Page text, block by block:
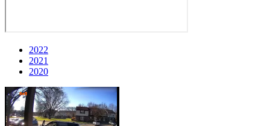
2022
2021
2020